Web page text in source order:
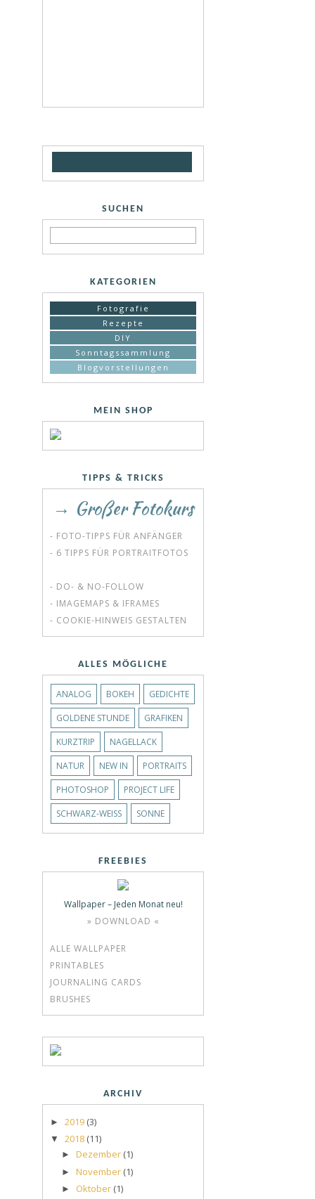
SUCHEN
KATEGORIEN
Fotografie
Rezepte
DIY
Sonntagssammlung
Blogvorstellungen
MEIN SHOP
TIPPS & TRICKS
→ Großer Fotokurs
- FOTO-TIPPS FÜR ANFÄNGER
- 6 TIPPS FÜR PORTRAITFOTOS
- DO- & NO-FOLLOW
- IMAGEMAPS & IFRAMES
- COOKIE-HINWEIS GESTALTEN
ALLES MÖGLICHE
ANALOG BOKEH
GEDICHTE
GOLDENE STUNDE
GRAFIKEN
KURZTRIP
NAGELLACK
NATUR
NEW IN
PORTRAITS
PHOTOSHOP
PROJECT LIFE
SCHWARZ-WEISS
SONNE
FREEBIES
Wallpaper – Jeden Monat neu!
» DOWNLOAD «
ALLE WALLPAPER
PRINTABLES
JOURNALING CARDS
BRUSHES
ARCHIV
► 2019 (3)
▼ 2018 (11)
► Dezember (1)
► November (1)
► Oktober (1)